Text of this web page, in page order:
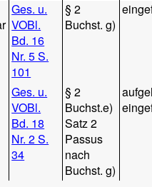
Ges. u.
VOBl.
Bd. 16
Nr. 5 S.
101
§ 2
Buchst. g)
Ges. u.
VOBl.
Bd. 18
Nr. 2 S.
34
§ 2
Buchst.e)
Satz 2
Passus
nach
Buchst. g)